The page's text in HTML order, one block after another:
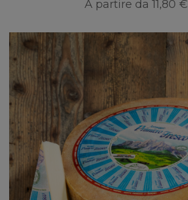
A partire da 11,80 €